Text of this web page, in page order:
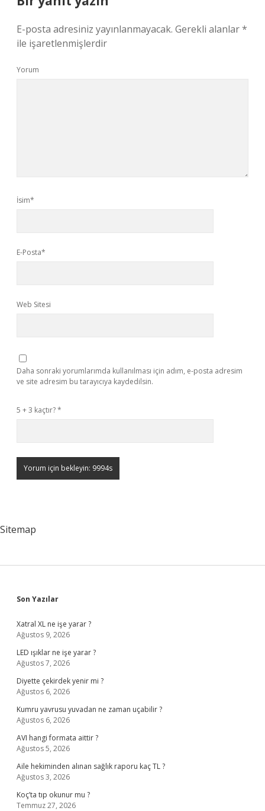
E-posta adresiniz yayınlanmayacak. Gerekli alanlar*
ile işaretlenmişlerdir
Yorum
İsim*
E-Posta*
Web Sitesi
Daha sonraki yorumlarımda kullanılması için adım, e-posta adresim
ve site adresim bu tarayıcıya kaydedilsin.
5 + 3 kaçtır?*
Sitemap
Sidebar
Son Yazılar
Xatral XL ne işe yarar ?
Ağustos 9, 2026
LED ışıklar ne işe yarar ?
Ağustos 7, 2026
Diyette çekirdek yenir mi ?
Ağustos 6, 2026
Kumru yavrusu yuvadan ne zaman uçabilir ?
Ağustos 6, 2026
AVI hangi formata aittir ?
Ağustos 5, 2026
Aile hekiminden alınan sağlık raporu kaç TL ?
Ağustos 3, 2026
Koç’ta tıp okunur mu ?
Temmuz 27, 2026